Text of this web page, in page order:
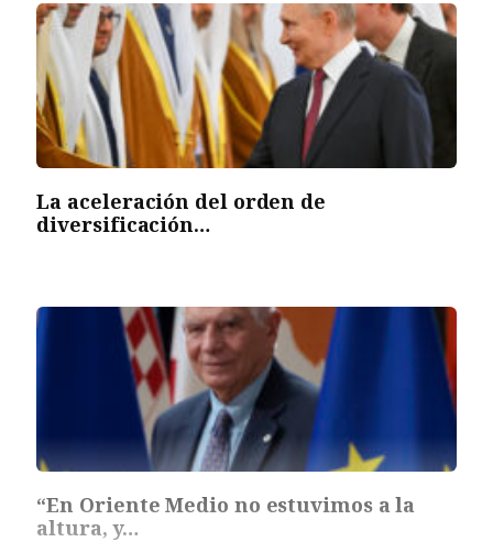
La aceleración del orden de
diversificación…
“En Oriente Medio no estuvimos a la
altura, y…